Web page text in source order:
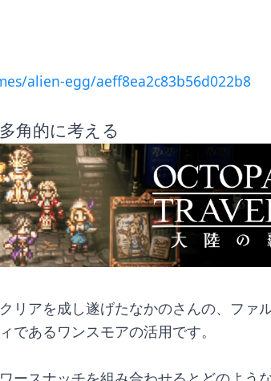
alien-egg/aeff8ea2c83b56d022b8
角的に考える
リアを成し遂げたなかのさんの、ファ
であるワンスモアの活用です。